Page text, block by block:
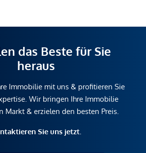
das Beste für Sie
heraus
Immobilie mit uns & profitieren Sie
Wir bringen Ihre Immobilie
Markt & erzielen den besten Preis.
Sie uns jetzt.